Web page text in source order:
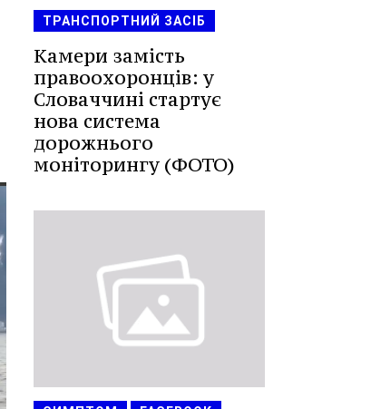
ТРАНСПОРТНИЙ ЗАСІБ
Камери замість
правоохоронців: у
Словаччині стартує
нова система
дорожнього
моніторингу (ФОТО)